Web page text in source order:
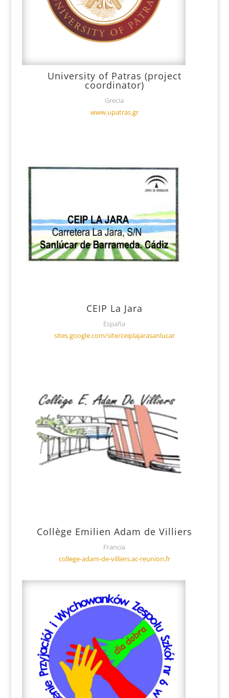
University of Patras (project
coordinator)
Grecia
www.upatras.gr
CEIP La Jara
España
sites.google.com/site/ceiplajarasanlucar
Collège Emilien Adam de Villiers
Francia
college-adam-de-villiers.ac-reunion.fr